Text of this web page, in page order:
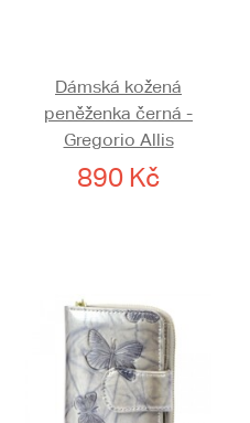
Dámská kožená
peněženka černá -
Gregorio Allis
890 Kč